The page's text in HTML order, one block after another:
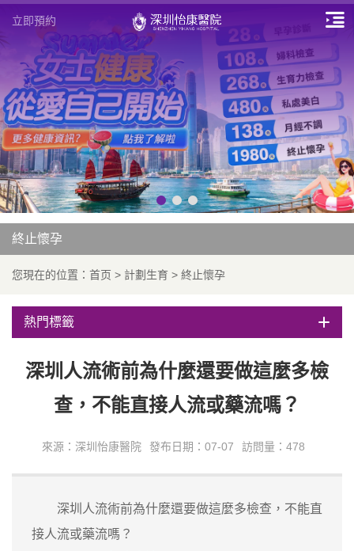
立即預約
終止懷孕
您現在的位置： 首页 > 計劃生育 > 終止懷孕
熱門標籤
深圳人流術前為什麼還要做這麼多檢
查，不能直接人流或藥流嗎？
來源：深圳怡康醫院 發布日期：07-07 訪問量：478
深圳人流術前為什麼還要做這麼多檢查，不能直
接人流或藥流嗎？